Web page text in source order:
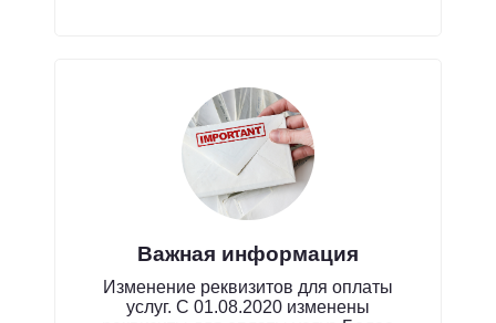
Важная информация
Изменение реквизитов для оплаты
услуг. С 01.08.2020 изменены